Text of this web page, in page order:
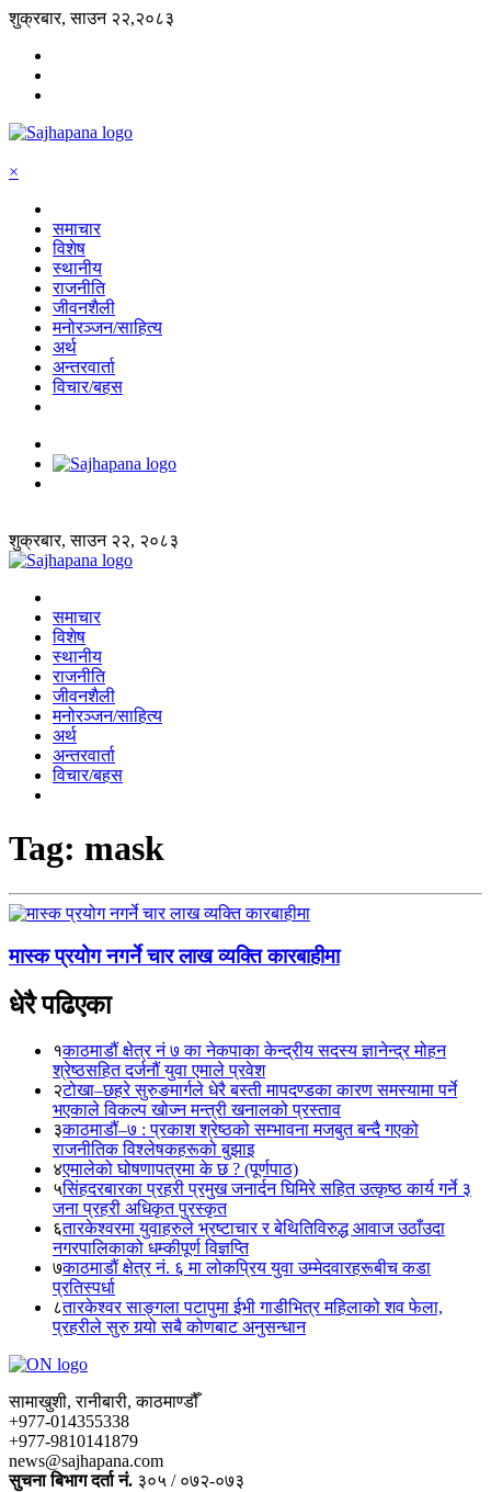
शुक्रबार, साउन २२,२०८३
×
समाचार
विशेष
स्थानीय
राजनीति
जीवनशैली
मनोरञ्जन/साहित्य
अर्थ
अन्तरवार्ता
विचार/बहस
शुक्रबार, साउन २२, २०८३
समाचार
विशेष
स्थानीय
राजनीति
जीवनशैली
मनोरञ्जन/साहित्य
अर्थ
अन्तरवार्ता
विचार/बहस
Tag: mask
मास्क प्रयोग नगर्ने चार लाख व्यक्ति कारबाहीमा
धेरै पढिएका
१काठमाडौं क्षेत्र नं ७ का नेकपाका केन्द्रीय सदस्य ज्ञानेन्द्र मोहन
श्रेष्ठसहित दर्जनौं युवा एमाले प्रवेश
२टोखा–छहरे सुरुङमार्गले धेरै बस्ती मापदण्डका कारण समस्यामा पर्ने
भएकाले विकल्प खोज्न मन्त्री खनालको प्रस्ताव
३काठमाडौं–७ : प्रकाश श्रेष्ठको सम्भावना मजबुत बन्दै गएको
राजनीतिक विश्लेषकहरूको बुझाइ
४एमालेको घोषणापत्रमा के छ ? (पूर्णपाठ)
५सिंहदरबारका प्रहरी प्रमुख जनार्दन घिमिरे सहित उत्कृष्ठ कार्य गर्ने ३
जना प्रहरी अधिकृत पुरस्कृत
६तारकेश्वरमा युवाहरुले भ्रष्टाचार र बेथितिविरुद्ध आवाज उठाँउदा
नगरपालिकाको धम्कीपूर्ण विज्ञप्ति
७काठमाडौं क्षेत्र नं. ६ मा लोकप्रिय युवा उम्मेदवारहरूबीच कडा
प्रतिस्पर्धा
८तारकेश्वर साङ्गला पटापुमा ईभी गाडीभित्र महिलाको शव फेला,
प्रहरीले सुरु गर्‍यो सबै कोणबाट अनुसन्धान
सामाखुशी, रानीबारी, काठमाण्डौँ
+977-014355338
+977-9810141879
news@sajhapana.com
सुचना बिभाग दर्ता नं. ३०५ / ०७२-०७३